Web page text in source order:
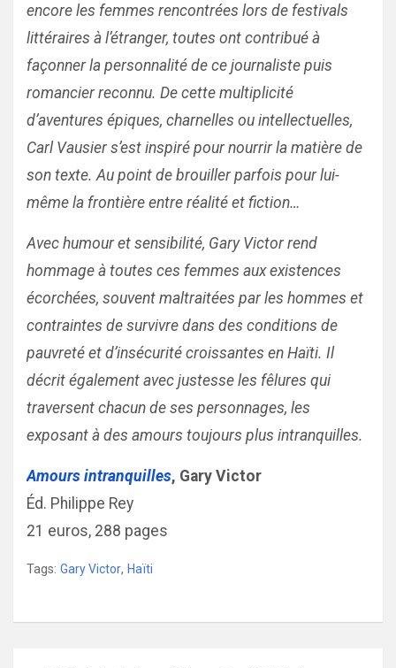
encore les femmes rencontrées lors de festivals
littéraires à l’étranger, toutes ont contribué à
façonner la personnalité de ce journaliste puis
romancier reconnu. De cette multiplicité
d’aventures épiques, charnelles ou intellectuelles,
Carl Vausier s’est inspiré pour nourrir la matière de
son texte. Au point de brouiller parfois pour lui-
même la frontière entre réalité et fiction…
Avec humour et sensibilité, Gary Victor rend
hommage à toutes ces femmes aux existences
écorchées, souvent maltraitées par les hommes et
contraintes de survivre dans des conditions de
pauvreté et d’insécurité croissantes en Haïti. Il
décrit également avec justesse les fêlures qui
traversent chacun de ses personnages, les
exposant à des amours toujours plus intranquilles.
Amours intranquilles, Gary Victor
Éd. Philippe Rey
21 euros, 288 pages
Tags: Gary Victor, Haïti